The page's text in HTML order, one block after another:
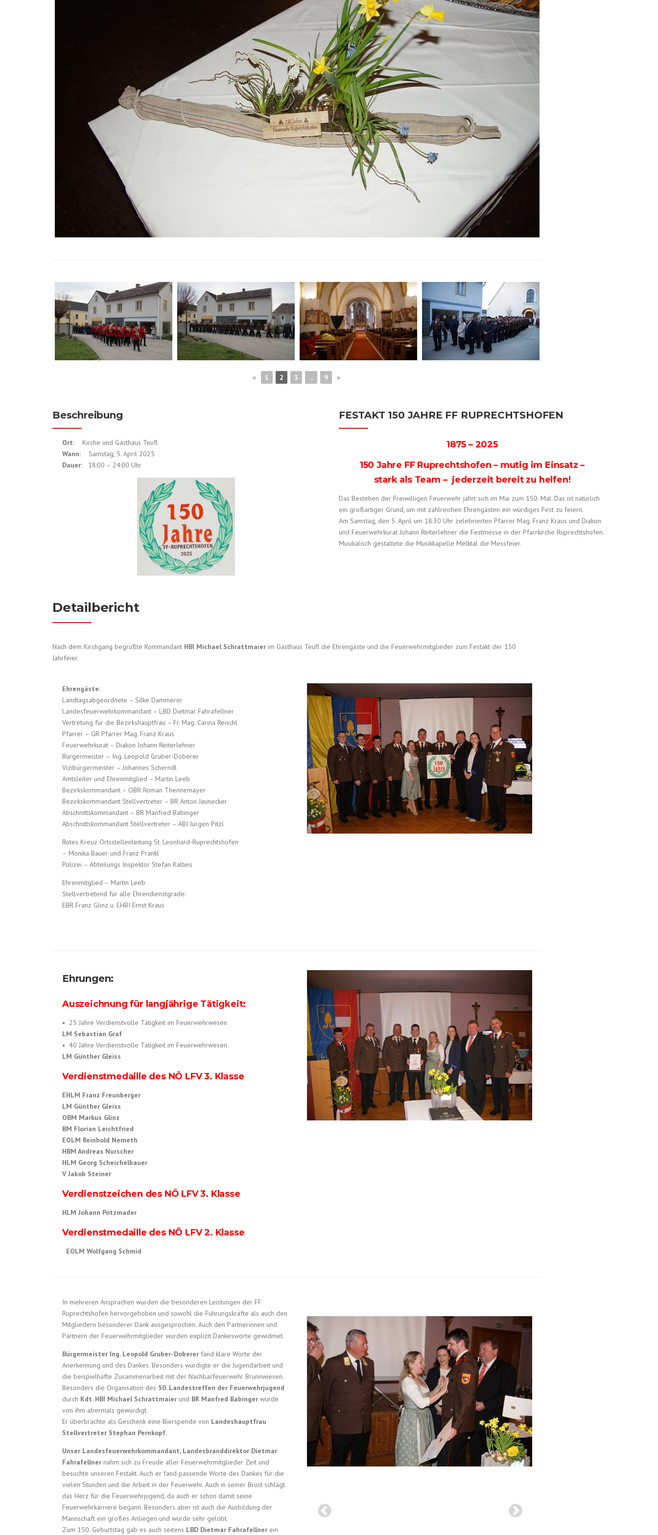
◄ 1 2 3 ... 9 ►
Beschreibung
Ort: Kirche und Gasthaus Teufl
Wann: Samstag, 5. April 2025
Dauer: 18:00 – 24:00 Uhr
FESTAKT 150 JAHRE FF RUPRECHTSHOFEN
1875 – 2025
150 Jahre FF Ruprechtshofen – mutig im Einsatz –
stark als Team – jederzeit bereit zu helfen!
Das Bestehen der Freiwilligen Feuerwehr jährt sich im Mai zum 150. Mal. Das ist natürlich
ein großartiger Grund, um mit zahlreichen Ehrengästen ein würdiges Fest zu feiern.
Am Samstag, den 5. April um 18:30 Uhr zelebrierten Pfarrer Mag. Franz Kraus und Diakon
und Feuerwehrkurat Johann Reiterlehner die Festmesse in der Pfarrkirche Ruprechtshofen.
Musikalisch gestaltete die Musikkapelle Melktal die Messfeier.
Detailbericht
Nach dem Kirchgang begrüßte Kommandant HBI Michael Schrattmaier im Gasthaus Teufl die Ehrengäste und die Feuerwehrmitglieder zum Festakt der 150
Jahrfeier.
Ehrengäste:
Landtagsabgeordnete – Silke Dammerer
Landesfeuerwehrkommandant – LBD Dietmar Fahrafellner
Vertretung für die Bezirkshauptfrau – Fr. Mag. Carina Reischl
Pfarrer – GR Pfarrer Mag. Franz Kraus
Feuerwehrkurat – Diakon Johann Reiterlehner
Bürgermeister – Ing. Leopold Gruber-Doberer
Vizibürgermeister – Johannes Scherndl
Amtsleiter und Ehrenmitglied – Martin Leeb
Bezirkskommandant – OBR Roman Thennemayer
Bezirkskommandant Stellvertreter – BR Anton Jaunecker
Abschnittskommandant – BR Manfred Babinger
Abschnittskommandant Stellvertreter – ABI Jürgen Pitzl
Rotes Kreuz Ortsstellenleitung St. Leonhard-Ruprechtshofen
– Monika Bauer und Franz Prankl
Polizei – Abteilungs Inspektor Stefan Kalteis
Ehrenmitglied – Martin Leeb
Stellvertretend für alle Ehrendienstgrade:
EBR Franz Glinz u. EHBI Ernst Kraus
Ehrungen:
Auszeichnung für langjährige Tätigkeit:
• 25 Jahre Verdienstvolle Tätigkeit im Feuerwehrwesen
LM Sebastian Graf
• 40 Jahre Verdienstvolle Tätigkeit im Feuerwehrwesen
LM Günther Gleiss
Verdienstmedaille des NÖ LFV 3. Klasse
EHLM Franz Freunberger
LM Günther Gleiss
OBM Markus Glinz
BM Florian Leichtfried
EOLM Reinhold Nemeth
HBM Andreas Nurscher
HLM Georg Scheichelbauer
V Jakob Steiner
Verdienstzeichen des NÖ LFV 3. Klasse
HLM Johann Potzmader
Verdienstmedaille des NÖ LFV 2. Klasse
EOLM Wolfgang Schmid
In mehreren Ansprachen wurden die besonderen Leistungen der FF
Ruprechtshofen hervorgehoben und sowohl die Führungskräfte als auch den
Mitgliedern besonderer Dank ausgesprochen. Auch den Partnerinnen und
Partnern der Feuerwehrmitglieder wurden explizit Dankesworte gewidmet.
Bürgermeister Ing. Leopold Gruber-Doberer fand klare Worte der
Anerkennung und des Dankes. Besonders würdigte er die Jugendarbeit und
die beispielhafte Zusammenarbeit mit der Nachbarfeuerwehr Brunnwiesen.
Besonders die Organisation des 50. Landestreffen der Feuerwehrjugend
durch Kdt. HBI Michael Schrattmaier und BR Manfred Babinger wurde
von ihm abermals gewürdigt.
Er überbrachte als Geschenk eine Bierspende von Landeshauptfrau
Stellvertreter Stephan Pernkopf.
Unser Landesfeuerwehrkommandant, Landesbranddirektor Dietmar
Fahrafellner nahm sich zu Freude aller Feuerwehrmitglieder Zeit und
besuchte unseren Festakt. Auch er fand passende Worte des Dankes für die
vielen Stunden und die Arbeit in der Feuerwehr. Auch in seiner Brust schlägt
das Herz für die Feuerwehrjugend, da auch er schon damit seine
Feuerwehrkarriere begann. Besonders aber ist auch die Ausbildung der
Mannschaft ein großes Anliegen und wurde sehr gelobt.
Zum 150. Geburtstag gab es auch seitens LBD Dietmar Fahrafellner ein